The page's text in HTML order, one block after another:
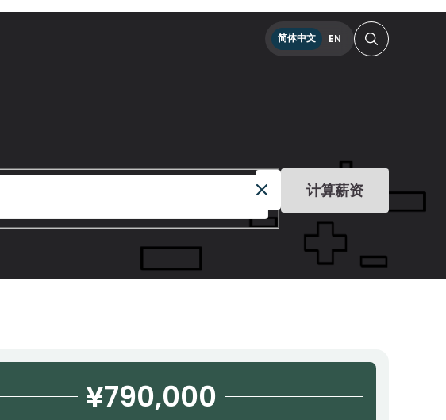
简体中文 EN
计算薪资
¥790,000